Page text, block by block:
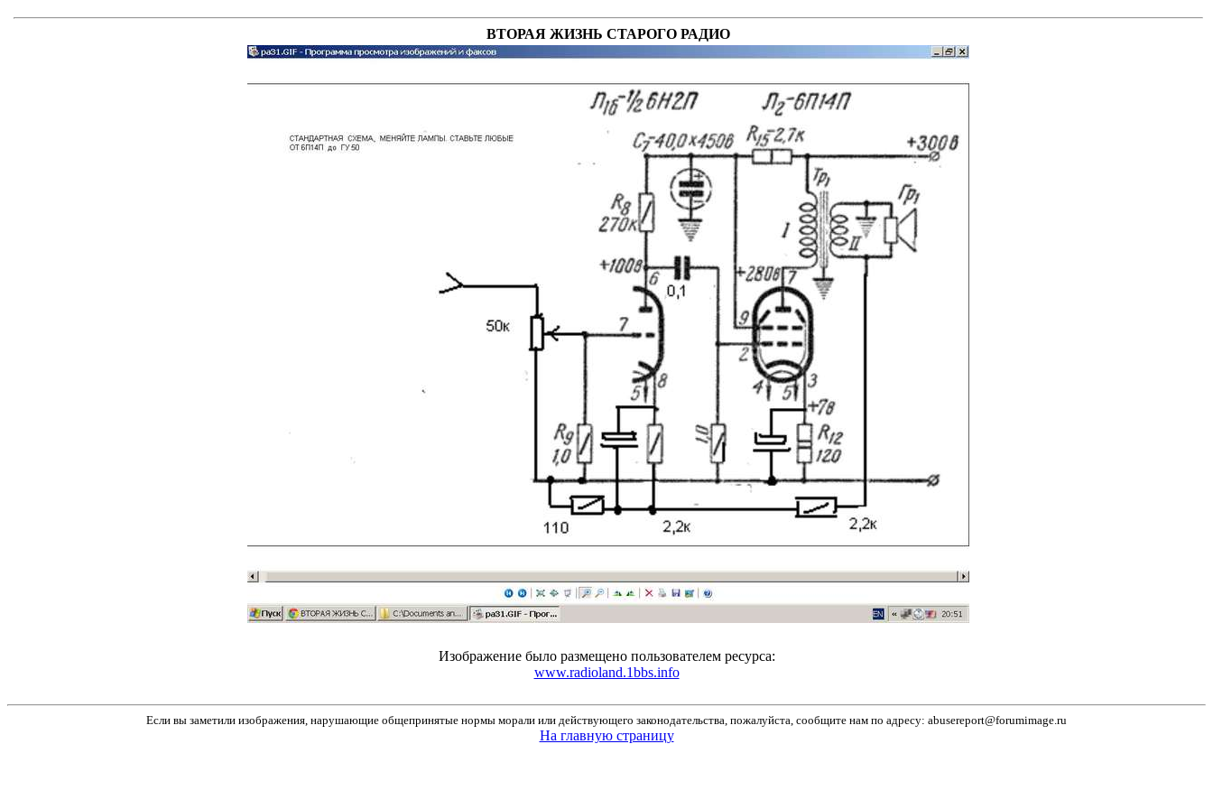
ВТОРАЯ ЖИЗНЬ СТАРОГО РАДИО
Изображение было размещено пользователем ресурса:
www.radioland.1bbs.info
Если вы заметили изображения, нарушающие общепринятые нормы морали или действующего законодательства, пожалуйста, сообщите нам по адресу: abusereport@forumimage.ru
На главную страницу